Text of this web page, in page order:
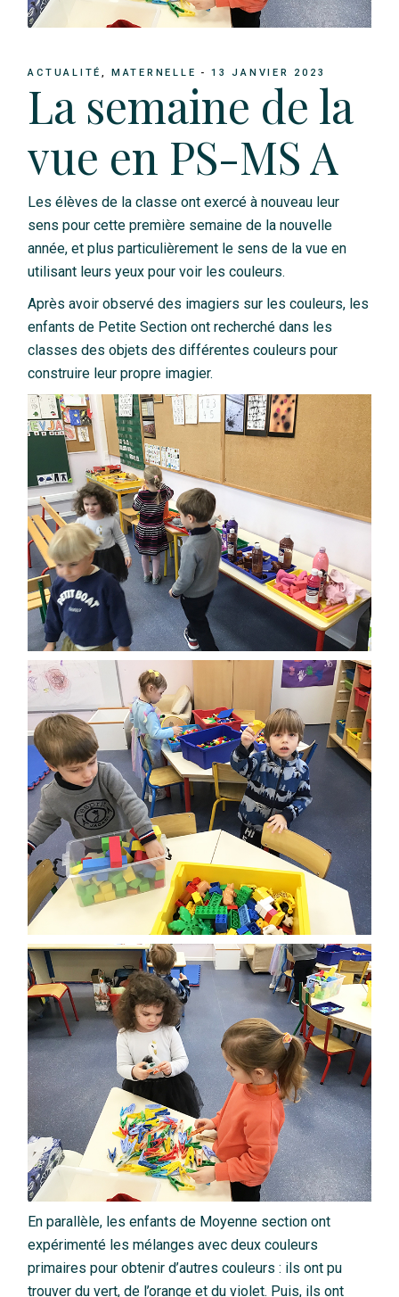
ACTUALITÉ MATERNELLE 13 JANVIER 2023
La semaine de la
vue en PS-MS A
Les élèves de la classe ont exercé à nouveau leur
sens pour cette première semaine de la nouvelle
année, et plus particulièrement le sens de la vue en
utilisant leurs yeux pour voir les couleurs.
Après avoir observé des imagiers sur les couleurs, les
enfants de Petite Section ont recherché dans les
classes des objets des différentes couleurs pour
construire leur propre imagier.
En parallèle, les enfants de Moyenne section ont
expérimenté les mélanges avec deux couleurs
primaires pour obtenir d’autres couleurs : ils ont pu
trouver du vert, de l’orange et du violet. Puis, ils ont